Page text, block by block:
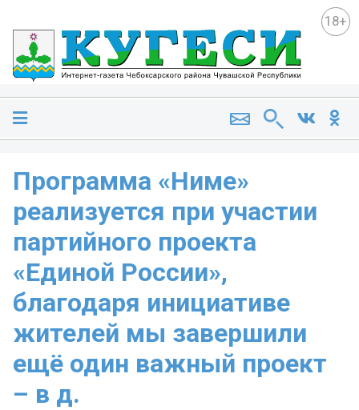
18+
Программа «Ниме»
реализуется при участии
партийного проекта
«Единой России»,
благодаря инициативе
жителей мы завершили
ещё один важный проект
– в д.